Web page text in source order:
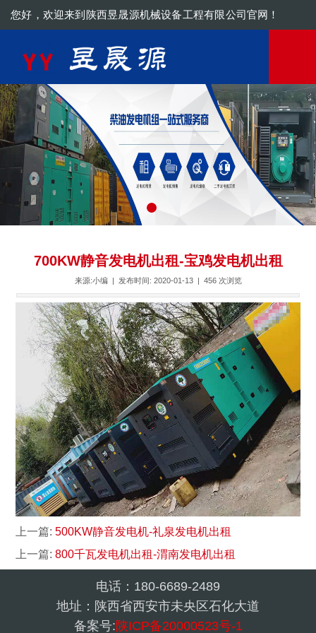
您好，欢迎来到陕西昱晟源机械设备工程有限公司官网！
700KW静音发电机出租-宝鸡发电机出租
来源:小编 | 发布时间: 2020-01-13 | 456 次浏览
上一篇: 500KW静音发电机-礼泉发电机出租
上一篇: 800千瓦发电机出租-渭南发电机出租
电话：180-6689-2489
地址：陕西省西安市未央区石化大道
备案号: 陕ICP备20000523号-1